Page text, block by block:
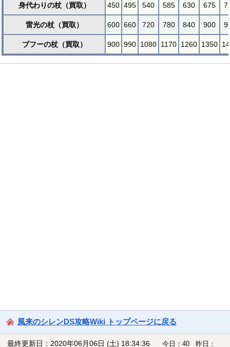
身代わりの杖（買取） 450 495 540 585 630 675
雷光の杖（買取） 600 660 720 780 840 900
ブフーの杖（買取） 900 990 1080 1170 1260 1350
風来のシレンDS攻略Wiki トップページに戻る
最終更新日：2020年06月06日 (土) 18:34:36 今日：40 昨日：